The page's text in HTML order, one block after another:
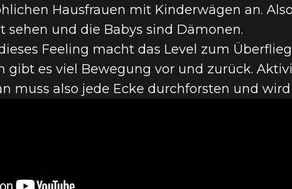
DOOM-
(DOOM II)
Hausfrauen mit Kinderwägen an.
sehen und die Babys sind Dämonen.
Feeling macht das Level zum
gibt es viel Bewegung vor und zurück.
muss also jede Ecke durchforsten und